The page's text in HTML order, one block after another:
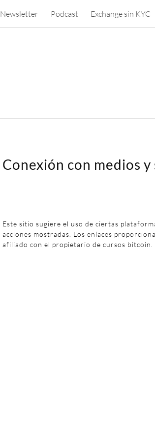
Newsletter Podcast Exchange sin KYC
Conexión con medios
Este sitio sugiere el uso de ciertas
acciones mostradas. Los enlaces
afiliado con el propietario de cursos bitcoin.